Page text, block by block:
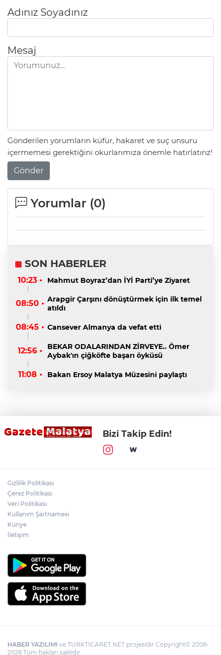
Adınız Soyadınız
Mesaj
Gönderilen yorumların küfür, hakaret ve suç unsuru
içermemesi gerektiğini okurlarımıza önemle hatırlatırız!
Gönder
Yorumlar (0)
SON HABERLER
10:23 • Mahmut Boyraz’dan İYİ Parti’ye Ziyaret
08:50 • Arapgir Çarşını dönüştürmek için ilk temel
atıldı
08:45 • Cansever Almanya da vefat etti
12:56 •
BEKAR ODALARINDAN ZİRVEYE.. Ömer
Aybak'ın çiğköfte başarı öyküsü
11:08 • Bakan Ersoy Malatya Müzesini paylaştı
Bizi Takip Edin!
Gizlilik Politikası
Çerez Politikası
Veri Politikası
Kullanım Şartnamesi
Künye
İletişim
HABER YAZILIMI ve TURKTICARET.NET projesidir Copyright© 2006-
2026 Tüm hakları saklıdır.